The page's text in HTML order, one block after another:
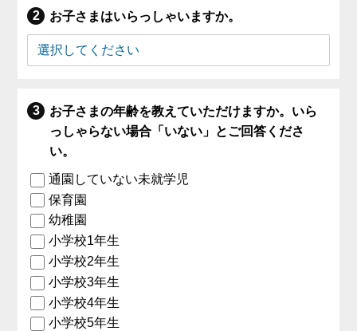
お子さまはいらっしゃいますか。
お子さまの年齢を教えていただけますか。いら
っしゃらない場合「いない」とご回答くださ
い。
通園していない未就学児
保育園
幼稚園
小学校1年生
小学校2年生
小学校3年生
小学校4年生
小学校5年生